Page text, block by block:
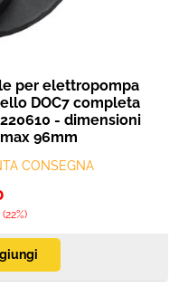
per elettropompa
DOC7 completa
- dimensioni
96mm
CONSEGNA